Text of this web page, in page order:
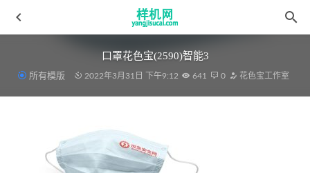
口罩花色宝(2590)智能3
所有模版 2022年3月31日 下午9:12 641 0 花色宝工作室
床单 aijiads.taobao (1242) 2022-04-10